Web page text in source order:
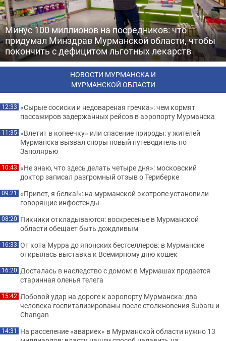
Минус 100 миллионов на посредников: что
придумал Минздрав Мурманской области, чтобы
покончить с дефицитом льготных лекарств
НОВОСТИ МУРМАНСКА И
МУРМАНСКОЙ ОБЛАСТИ
12:33 «Сырые сосиски и недовареная гречка»: чем кормят
пассажиров задержанных рейсов в аэропорту Мурманска
11:35 «Влетит в копеечку» или спасение природы: у жителей
Мурманска вызвал споры новый путеводитель по
Заполярью
10:43 «Не знаю, что здесь делать четыре дня»: московский
доктор записал разгромный отзыв о Териберке
09:21 «Привет, я белка!»: на мурманской экотропе установили
говорящие инфостенды
08:20 Пикники откладываются: воскресенье в Мурманской
области обещает быть дождливым
16:33 От кота Мурра до японских бестселлеров: в Мурманске
открылась выставка к Всемирному дню кошек
16:20 Досталась в наследство с домом: в Мурмашах продается
старинная оленья телега
15:42 Лобовой удар на дороге к аэропорту Мурманска: два
человека госпитализированы после столкновения Subaru и
Changan
14:31 На расселение «авариек» в Мурманской области нужно 13